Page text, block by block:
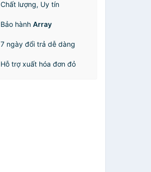
Chất lượng, Uy tín
Bảo hànhArray
7 ngày đổi trả dễ dàng
Hỗ trợ xuất hóa đơn đỏ